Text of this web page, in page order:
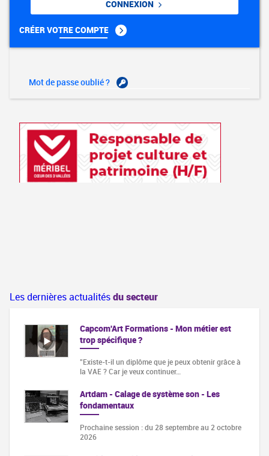
CONNEXION
CRÉER VOTRE COMPTE
Mot de passe oublié ?
Les dernières actualitésdu secteur
Capcom'Art Formations - Mon métier est
trop spécifique ?
"Existe-t-il un diplôme que je peux obtenir grâce à
la VAE ? Car je veux continuer…
Artdam - Calage de système son - Les
fondamentaux
Prochaine session : du 28 septembre au 2 octobre
2026